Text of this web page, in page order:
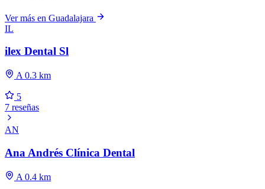
Ver más en Guadalajara
IL
ilex Dental Sl
A 0.3 km
5
7 reseñas
AN
Ana Andrés Clínica Dental
A 0.4 km